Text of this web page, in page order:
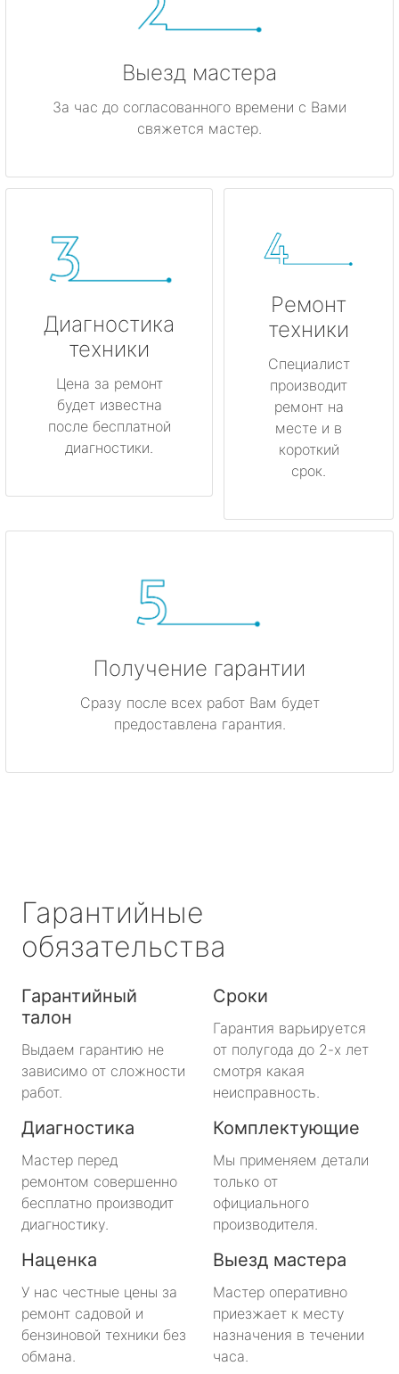
Выезд мастера
За час до согласованного времени с Вами
свяжется мастер.
Диагностика
техники
Цена за ремонт
будет известна
после бесплатной
диагностики.
Ремонт
техники
Специалист
производит
ремонт на
месте и в
короткий
срок.
Получение гарантии
Сразу после всех работ Вам будет
предоставлена гарантия.
Гарантийные
обязательства
Гарантийный
талон
Выдаем гарантию не
зависимо от сложности
работ.
Сроки
Гарантия варьируется
от полугода до 2-х лет
смотря какая
неисправность.
Диагностика
Мастер перед
ремонтом совершенно
бесплатно производит
диагностику.
Комплектующие
Мы применяем детали
только от
официального
производителя.
Наценка
У нас честные цены за
ремонт садовой и
бензиновой техники без
обмана.
Выезд мастера
Мастер оперативно
приезжает к месту
назначения в течении
часа.